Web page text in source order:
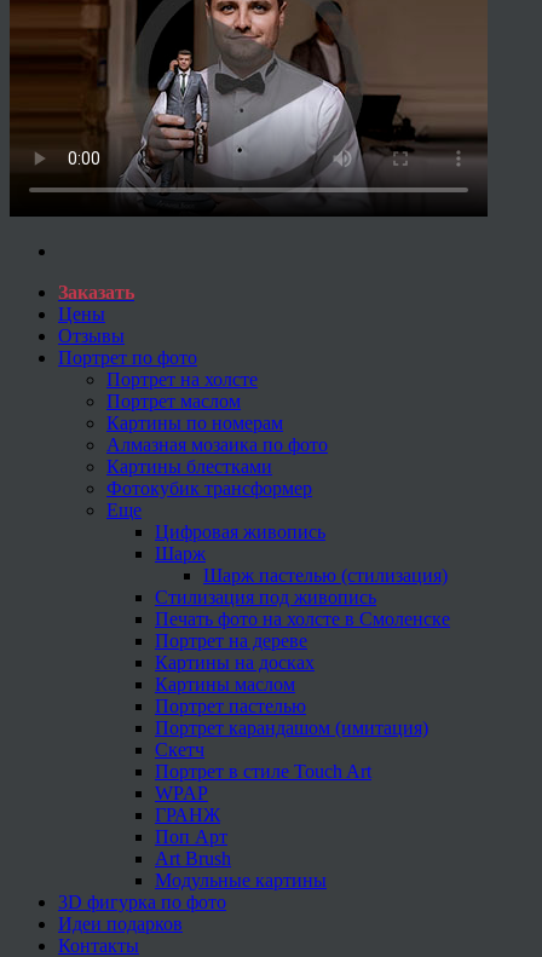
Заказать
Цены
Отзывы
Портрет по фото
Портрет на холсте
Портрет маслом
Картины по номерам
Алмазная мозаика по фото
Картины блестками
Фотокубик трансформер
Еще
Цифровая живопись
Шарж
Шарж пастелью (стилизация)
Стилизация под живопись
Печать фото на холсте в Смоленске
Портрет на дереве
Картины на досках
Картины маслом
Портрет пастелью
Портрет карандашом (имитация)
Скетч
Портрет в стиле Touch Art
WPAP
ГРАНЖ
Поп Арт
Art Brush
Модульные картины
3D фигурка по фото
Идеи подарков
Контакты